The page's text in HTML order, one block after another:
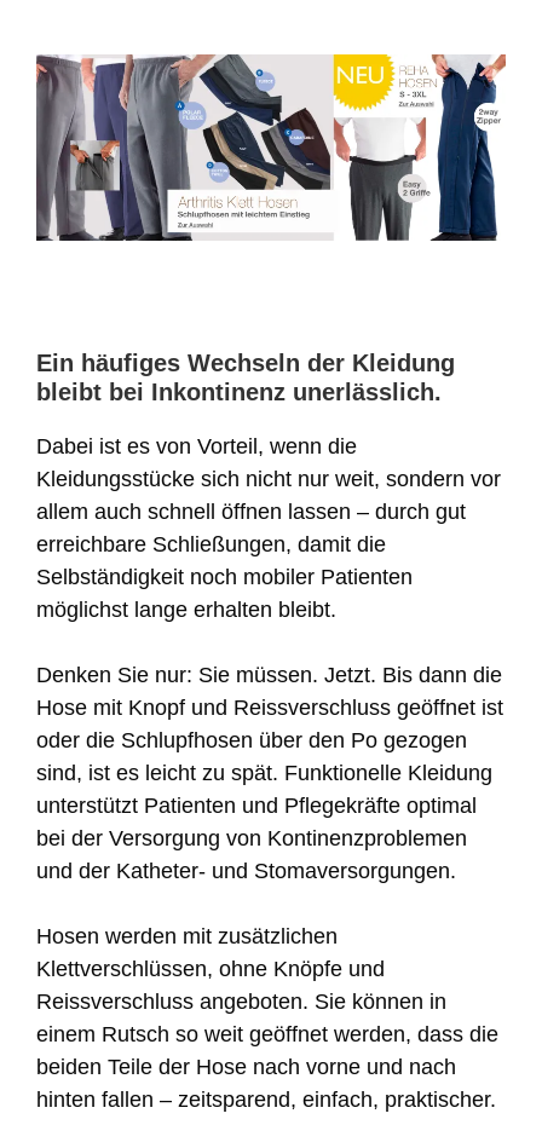
Ein häufiges Wechseln der Kleidung
bleibt bei Inkontinenz unerlässlich.
Dabei ist es von Vorteil, wenn die
Kleidungsstücke sich nicht nur weit, sondern vor
allem auch schnell öffnen lassen – durch gut
erreichbare Schließungen, damit die
Selbständigkeit noch mobiler Patienten
möglichst lange erhalten bleibt.
Denken Sie nur: Sie müssen. Jetzt. Bis dann die
Hose mit Knopf und Reissverschluss geöffnet ist
oder die Schlupfhosen über den Po gezogen
sind, ist es leicht zu spät. Funktionelle Kleidung
unterstützt Patienten und Pflegekräfte optimal
bei der Versorgung von Kontinenzproblemen
und der Katheter- und Stomaversorgungen.
Hosen werden mit zusätzlichen
Klettverschlüssen, ohne Knöpfe und
Reissverschluss angeboten. Sie können in
einem Rutsch so weit geöffnet werden, dass die
beiden Teile der Hose nach vorne und nach
hinten fallen – zeitsparend, einfach, praktischer.